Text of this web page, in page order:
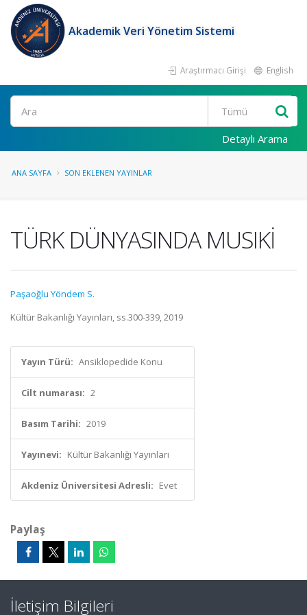
Akademik Veri Yönetim Sistemi
Araştırmacı Girişi English
Ara
Detaylı Arama
ANA SAYFA SON EKLENEN YAYINLAR
TÜRK DÜNYASINDA MUSIKİ
Paşaoğlu Yöndem S.
Kültür Bakanlığı Yayınları, ss.300-339, 2019
Yayın Türü: Ansiklopedide Konu
Cilt numarası: 2
Basım Tarihi: 2019
Yayınevi: Kültür Bakanlığı Yayınları
Akdeniz Üniversitesi Adresli: Evet
Paylaş
İletişim Bilgileri